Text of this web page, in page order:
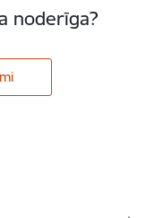
noderīga?